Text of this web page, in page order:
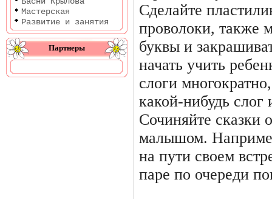
Мастерская
Развитие и занятия
Партнеры
Сделайте
проволоки, также
буквы и
начать учить
слоги
какой-нибудь слог
Сочиняйте сказки
малышом.
на пути своем
паре по очереди